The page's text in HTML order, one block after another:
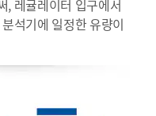
, 레귤레이터 입구에서
석기에 일정한 유량이